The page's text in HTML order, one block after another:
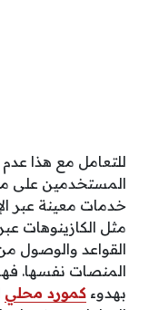
للتعامل مع هذا عدم
المستخدمين على
خدمات معينة عبر
مثل الكازينوهات
القواعد والوصول
المنصات نفسها.
بهدوء كمورد محلي